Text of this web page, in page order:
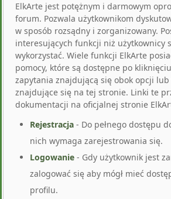
ElkArte jest potężnym i darmowym
forum. Pozwala użytkownikom
w sposób rozsądny i zorganizowany.
interesujących funkcji niż użytkownicy
wykorzystać. Wiele funkcji ElkArte
pomocy, które są dostępne po
zapytania znajdującą się obok opcji
znajdujące się na tej stronie. Linki te
dokumentacji na oficjalnej stronie
Rejestracja - Do pełnego dostępu
nich wymaga zarejestrowania się.
Logowanie - Gdy użytkownik jest
zalogować się aby mógł mieć
profilu.